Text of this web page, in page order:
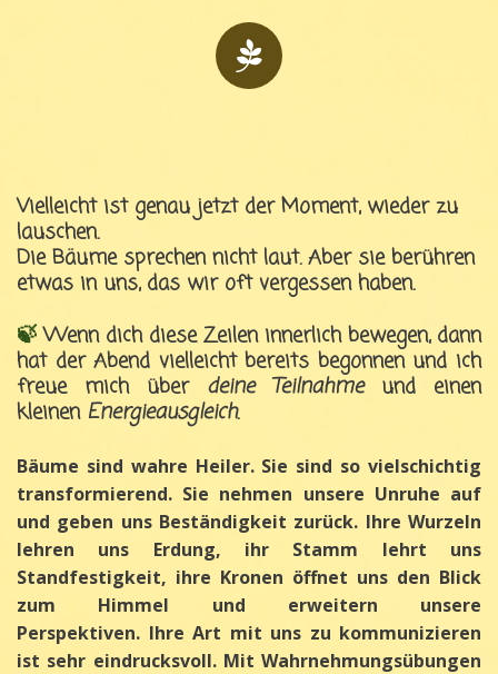
Vielleicht ist genau jetzt der Moment, wieder zu
lauschen.
Die Bäume sprechen nicht laut. Aber sie berühren
etwas in uns, das wir oft vergessen haben.
🍃Wenn dich diese Zeilen innerlich bewegen, dann
hat der Abend vielleicht bereits begonnen und ich
freue mich über deine Teilnahmeund einen
kleinenEnergieausgleich.
Bäume sind wahre Heiler. Sie sind so vielschichtig
transformierend. Sie nehmen unsere Unruhe auf
und geben uns Beständigkeit zurück. Ihre Wurzeln
lehren uns Erdung, ihr Stamm lehrt uns
Standfestigkeit, ihre Kronen öffnet uns den Blick
zum Himmel und erweitern unsere
Perspektiven. Ihre Art mit uns zu kommunizieren
ist sehr eindrucksvoll. Mit Wahrnehmungsübungen